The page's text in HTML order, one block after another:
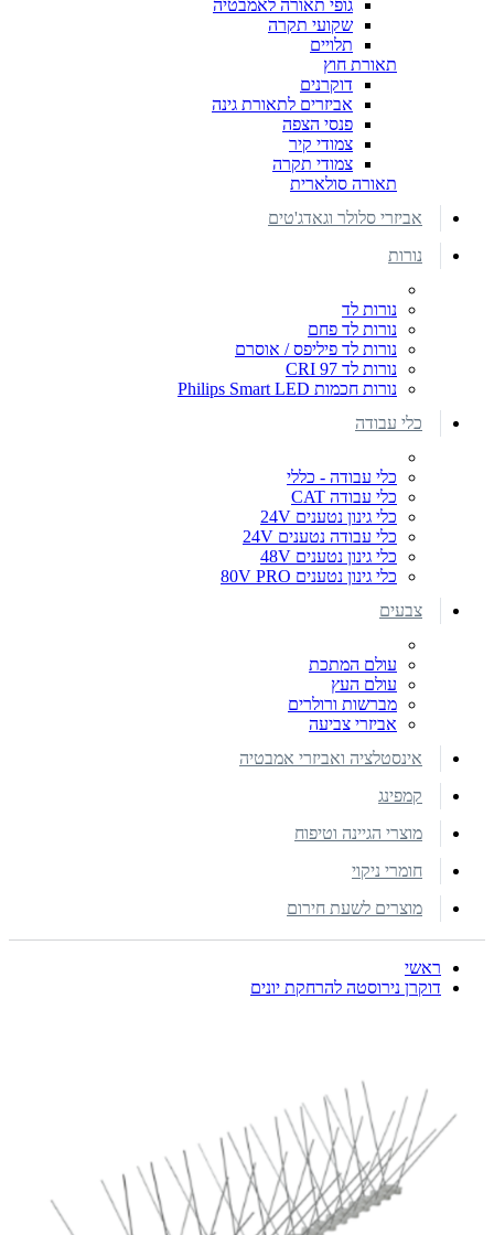
גופי תאורה לאמבטיה
שקועי תקרה
תלויים
תאורת חוץ
דוקרנים
אביזרים לתאורת גינה
פנסי הצפה
צמודי קיר
צמודי תקרה
תאורה סולארית
אביזרי סלולר וגאדג'טים
נורות
נורות לד
נורות לד פחם
נורות לד פיליפס / אוסרם
נורות לד CRI 97
נורות חכמות Philips Smart LED
כלי עבודה
כלי עבודה - כללי
כלי עבודה CAT
כלי גינון נטענים 24V
כלי עבודה נטענים 24V
כלי גינון נטענים 48V
כלי גינון נטענים 80V PRO
צבעים
עולם המתכת
עולם העץ
מברשות ורולרים
אביזרי צביעה
אינסטלציה ואביזרי אמבטיה
קמפינג
מוצרי הגיינה וטיפוח
חומרי ניקוי
מוצרים לשעת חירום
ראשי
דוקרן נירוסטה להרחקת יונים